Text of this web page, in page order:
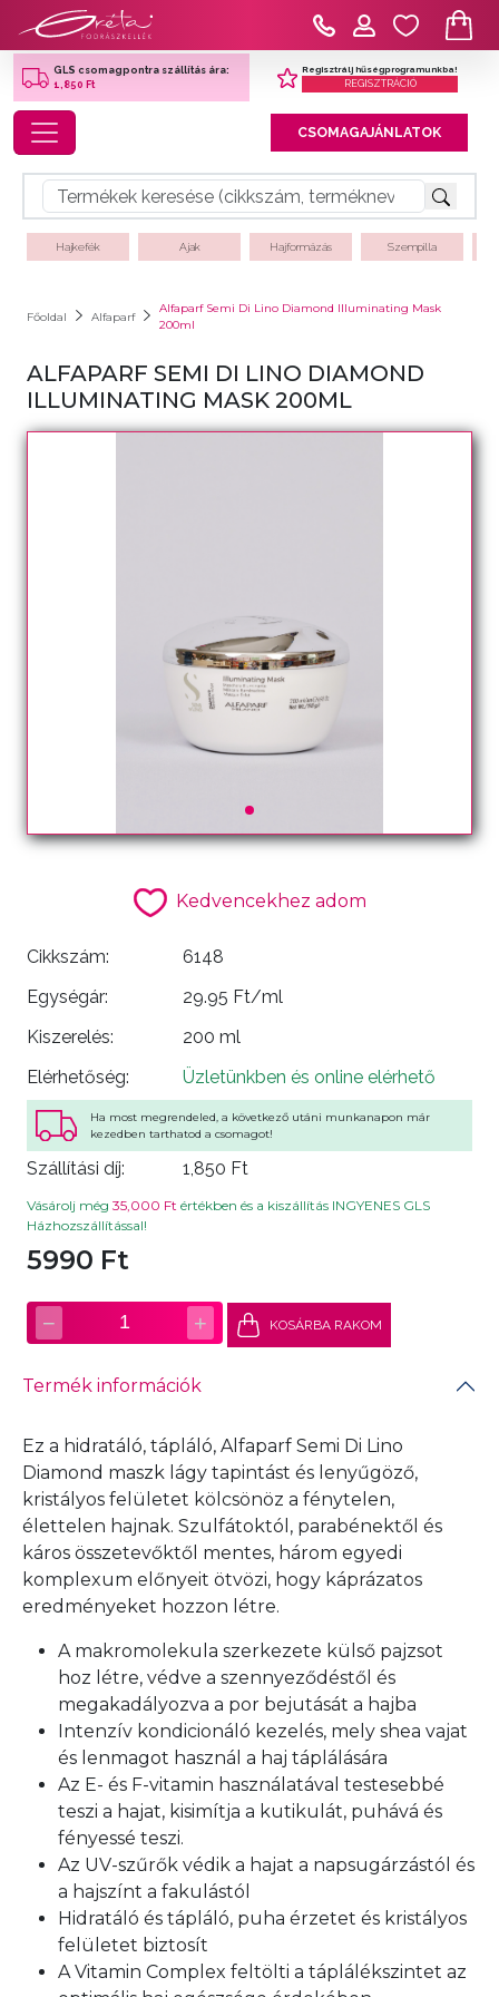
GLS csomagpontra szállítás ára:
1,850 Ft
Regisztrálj hűségprogramunkba!
REGISZTRÁCIÓ
Toggle navigation CSOMAGAJÁNLATOK
Hajkefék Ajak Hajformázás Szempilla
Főoldal Alfaparf
Alfaparf Semi Di Lino Diamond Illuminating Mask
200ml
ALFAPARF SEMI DI LINO DIAMOND
ILLUMINATING MASK 200ML
Kedvencekhez adom
Cikkszám:
6148
Egységár:
29.95 Ft/ml
Kiszerelés:
200 ml
Elérhetőség:
Üzletünkben és online elérhető
Ha most megrendeled, a következő utáni munkanapon már
kezedben tarthatod a csomagot!
Szállítási díj: 1,850 Ft
Vásárolj még 35,000 Ft értékben és a kiszállítás INGYENES GLS
Házhozszállítással!
5990 Ft
− 1 + KOSÁRBA RAKOM
Termék információk
Ez a hidratáló, tápláló, Alfaparf Semi Di Lino
Diamond maszk lágy tapintást és lenyűgöző,
kristályos felületet kölcsönöz a fénytelen,
élettelen hajnak. Szulfátoktól, parabénektől és
káros összetevőktől mentes, három egyedi
komplexum előnyeit ötvözi, hogy káprázatos
eredményeket hozzon létre.
A makromolekula szerkezete külső pajzsot
hoz létre, védve a szennyeződéstől és
megakadályozva a por bejutását a hajba
Intenzív kondicionáló kezelés, mely shea vajat
és lenmagot használ a haj táplálására
Az E- és F-vitamin használatával testesebbé
teszi a hajat, kisimítja a kutikulát, puhává és
fényessé teszi.
Az UV-szűrők védik a hajat a napsugárzástól és
a hajszínt a fakulástól
Hidratáló és tápláló, puha érzetet és kristályos
felületet biztosít
A Vitamin Complex feltölti a táplálékszintet az